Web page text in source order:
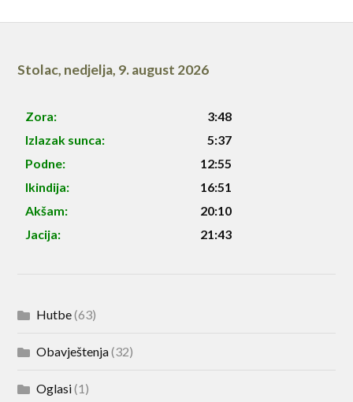
Stolac, nedjelja, 9. august 2026
Zora:
3:48
Izlazak sunca:
5:37
Podne:
12:55
Ikindija:
16:51
Akšam:
20:10
Jacija:
21:43
Hutbe(63)
Obavještenja(32)
Oglasi(1)